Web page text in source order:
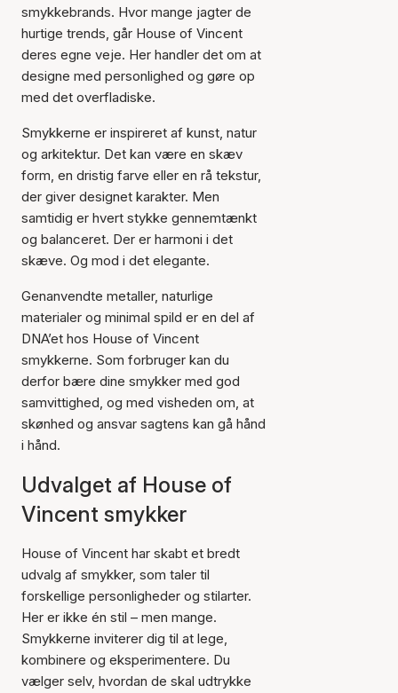
smykkebrands. Hvor mange jagter de
hurtige trends, går House of Vincent
deres egne veje. Her handler det om at
designe med personlighed og gøre op
med det overfladiske.
Smykkerne er inspireret af kunst, natur
og arkitektur. Det kan være en skæv
form, en dristig farve eller en rå tekstur,
der giver designet karakter. Men
samtidig er hvert stykke gennemtænkt
og balanceret. Der er harmoni i det
skæve. Og mod i det elegante.
Genanvendte metaller, naturlige
materialer og minimal spild er en del af
DNA’et hos House of Vincent
smykkerne. Som forbruger kan du
derfor bære dine smykker med god
samvittighed, og med visheden om, at
skønhed og ansvar sagtens kan gå hånd
i hånd.
Udvalget af House of
Vincent smykker
House of Vincent har skabt et bredt
udvalg af smykker, som taler til
forskellige personligheder og stilarter.
Her er ikke én stil – men mange.
Smykkerne inviterer dig til at lege,
kombinere og eksperimentere. Du
vælger selv, hvordan de skal udtrykke